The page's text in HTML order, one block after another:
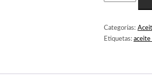
VEGETAL
PEPITA
DE
Categorías:
Etiquetas: aceite